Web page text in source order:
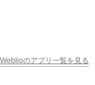
Weblioのアプリ一覧を見る